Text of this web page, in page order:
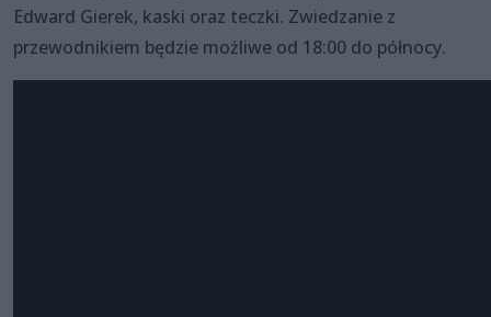
Edward Gierek, kaski oraz teczki. Zwiedzanie z
przewodnikiem będzie możliwe od 18:00 do północy.